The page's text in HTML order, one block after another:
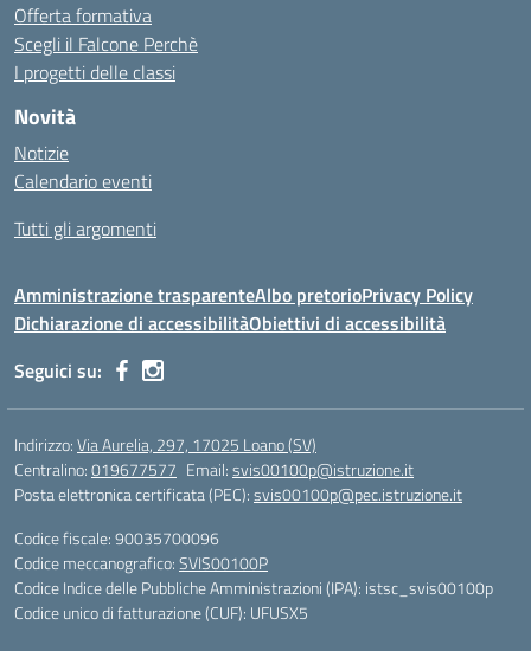
Offerta formativa
Scegli il Falcone Perchè
I progetti delle classi
Novità
Notizie
Calendario eventi
Tutti gli argomenti
Amministrazione trasparenteAlbo pretorioPrivacy Policy
Dichiarazione di accessibilitàObiettivi di accessibilità
Seguici su:
Indirizzo:Via Aurelia, 297, 17025 Loano (SV)
Centralino:019677577 Email:svis00100p@istruzione.it
Posta elettronica certificata (PEC):svis00100p@pec.istruzione.it
Codice fiscale: 90035700096
Codice meccanografico:SVIS00100P
Codice Indice delle Pubbliche Amministrazioni (IPA): istsc_svis00100p
Codice unico di fatturazione (CUF): UFUSX5